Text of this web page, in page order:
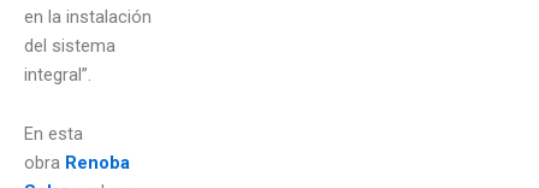
en la instalación
del sistema
integral”.
En esta
obra Renoba